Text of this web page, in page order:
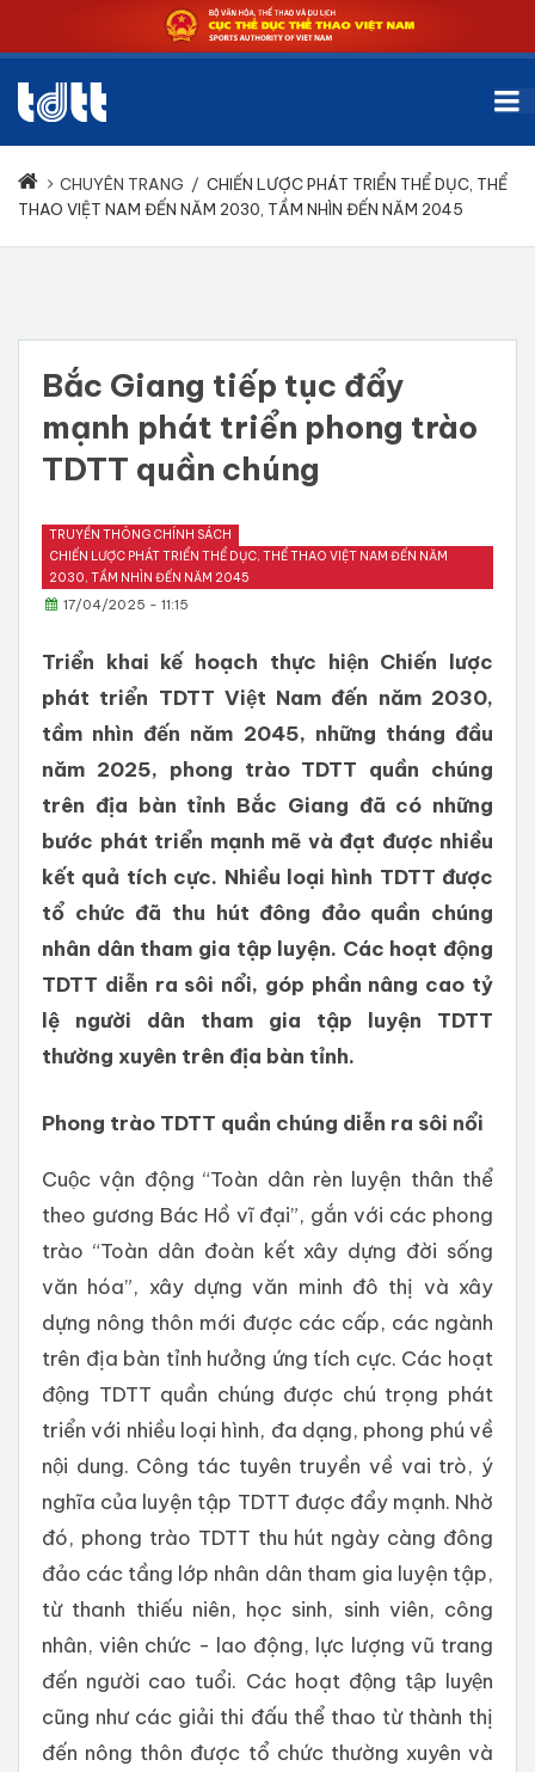
CHUYÊN TRANG / CHIẾN LƯỢC PHÁT TRIỂN THỂ DỤC, THỂ
THAO VIỆT NAM ĐẾN NĂM 2030, TẦM NHÌN ĐẾN NĂM 2045
Bắc Giang tiếp tục đẩy
mạnh phát triển phong trào
TDTT quần chúng
TRUYỀN THÔNG CHÍNH SÁCH
CHIẾN LƯỢC PHÁT TRIỂN THỂ DỤC, THỂ THAO VIỆT NAM ĐẾN NĂM
2030, TẦM NHÌN ĐẾN NĂM 2045
17/04/2025 - 11:15
Triển khai kế hoạch thực hiện Chiến lược
phát triển TDTT Việt Nam đến năm 2030,
tầm nhìn đến năm 2045, những tháng đầu
năm 2025, phong trào TDTT quần chúng
trên địa bàn tỉnh Bắc Giang đã có những
bước phát triển mạnh mẽ và đạt được nhiều
kết quả tích cực. Nhiều loại hình TDTT được
tổ chức đã thu hút đông đảo quần chúng
nhân dân tham gia tập luyện. Các hoạt động
TDTT diễn ra sôi nổi, góp phần nâng cao tỷ
lệ người dân tham gia tập luyện TDTT
thường xuyên trên địa bàn tỉnh.
Phong trào TDTT quần chúng diễn ra sôi nổi
Cuộc vận động “Toàn dân rèn luyện thân thể
theo gương Bác Hồ vĩ đại”, gắn với các phong
trào “Toàn dân đoàn kết xây dựng đời sống
văn hóa”, xây dựng văn minh đô thị và xây
dựng nông thôn mới được các cấp, các ngành
trên địa bàn tỉnh hưởng ứng tích cực. Các hoạt
động TDTT quần chúng được chú trọng phát
triển với nhiều loại hình, đa dạng, phong phú về
nội dung. Công tác tuyên truyền về vai trò, ý
nghĩa của luyện tập TDTT được đẩy mạnh. Nhờ
đó, phong trào TDTT thu hút ngày càng đông
đảo các tầng lớp nhân dân tham gia luyện tập,
từ thanh thiếu niên, học sinh, sinh viên, công
nhân, viên chức - lao động, lực lượng vũ trang
đến người cao tuổi. Các hoạt động tập luyện
cũng như các giải thi đấu thể thao từ thành thị
đến nông thôn được tổ chức thường xuyên và